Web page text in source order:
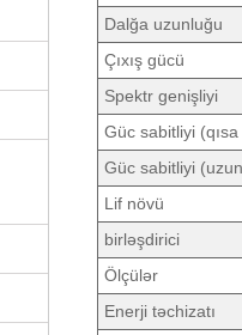
Dalğa uzunluğu
Çıxış gücü
Spektr genişliyi
Güc sabitliyi
Güc sabitliyi
Lif növü
birləşdirici
Ölçülər
Enerji təchizatı